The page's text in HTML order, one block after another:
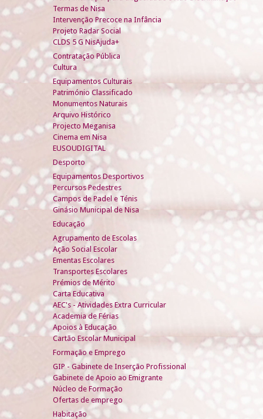
Termas de Nisa
Intervenção Precoce na Infância
Projeto Radar Social
CLDS 5 G NisAjuda+
Contratação Pública
Cultura
Equipamentos Culturais
Património Classificado
Monumentos Naturais
Arquivo Histórico
Projecto Meganisa
Cinema em Nisa
EUSOUDIGITAL
Desporto
Equipamentos Desportivos
Percursos Pedestres
Campos de Padel e Ténis
Ginásio Municipal de Nisa
Educação
Agrupamento de Escolas
Ação Social Escolar
Ementas Escolares
Transportes Escolares
Prémios de Mérito
Carta Educativa
AEC's - Atividades Extra Curricular
Academia de Férias
Apoios à Educação
Cartão Escolar Municipal
Formação e Emprego
GIP - Gabinete de Inserção Profissional
Gabinete de Apoio ao Emigrante
Núcleo de Formação
Ofertas de emprego
Habitação